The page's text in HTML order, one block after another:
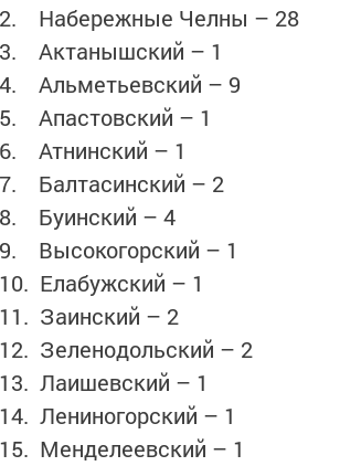
2. Набережные Челны – 28
3. Актанышский – 1
4. Альметьевский – 9
5. Апастовский – 1
6. Атнинский – 1
7. Балтасинский – 2
8. Буинский – 4
9. Высокогорский – 1
10. Елабужский – 1
11. Заинский – 2
12. Зеленодольский – 2
13. Лаишевский – 1
14. Лениногорский – 1
15. Менделеевский – 1